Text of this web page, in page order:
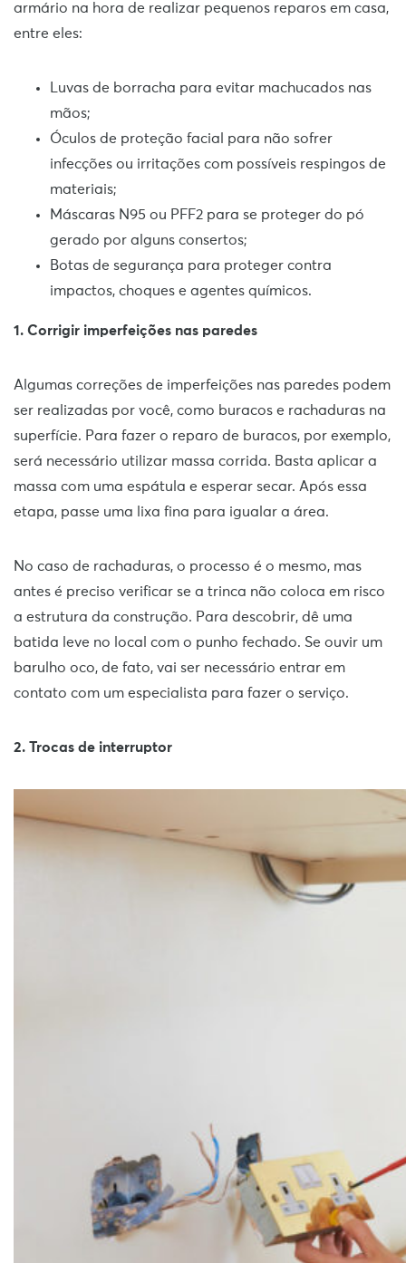
armário na hora de realizar pequenos reparos em casa,
entre eles:
Luvas de borracha para evitar machucados nas
mãos;
Óculos de proteção facial para não sofrer
infecções ou irritações com possíveis respingos de
materiais;
Máscaras N95 ou PFF2 para se proteger do pó
gerado por alguns consertos;
Botas de segurança para proteger contra
impactos, choques e agentes químicos.
1. Corrigir imperfeições nas paredes
Algumas correções de imperfeições nas paredes podem
ser realizadas por você, como buracos e rachaduras na
superfície. Para fazer o reparo de buracos, por exemplo,
será necessário utilizar massa corrida. Basta aplicar a
massa com uma espátula e esperar secar. Após essa
etapa, passe uma lixa fina para igualar a área.
No caso de rachaduras, o processo é o mesmo, mas
antes é preciso verificar se a trinca não coloca em risco
a estrutura da construção. Para descobrir, dê uma
batida leve no local com o punho fechado. Se ouvir um
barulho oco, de fato, vai ser necessário entrar em
contato com um especialista para fazer o serviço.
2. Trocas de interruptor